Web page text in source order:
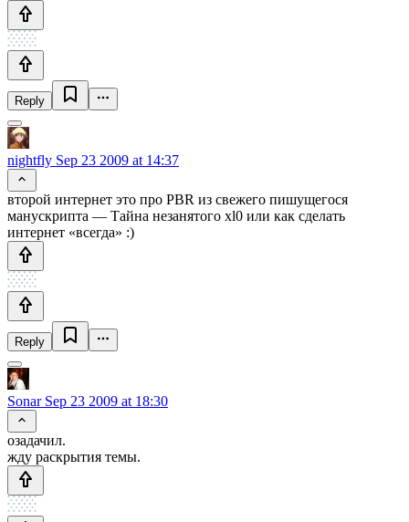
Reply
nightfly Sep 23 2009 at 14:37
второй интернет это про PBR из свежего пишущегося
манускрипта — Тайна незанятого xl0 или как сделать
интернет «всегда» :)
Reply
SonarSep 23 2009 at 18:30
озадачил.
жду раскрытия темы.